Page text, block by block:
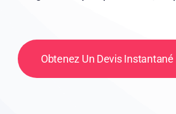
Obtenez Un Devis Instantané